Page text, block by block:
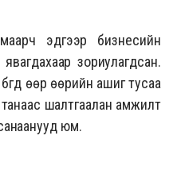
эдгээр бизнесийн
зориулагдсан.
өөр өөрийн ашиг тусаа
танаас шалтгаалан амжилт
юм.